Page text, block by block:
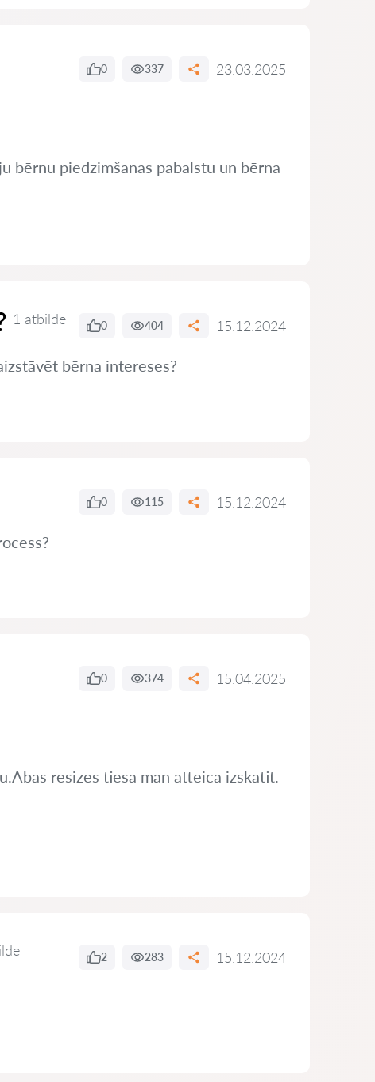
0 337 23.03.2025
bērnu piedzimšanas pabalstu un bērna
1 atbilde 0 404 15.12.2024
bērna intereses?
0 115 15.12.2024
0 374 15.04.2025
resizes tiesa man atteica izskatit.
2 283 15.12.2024